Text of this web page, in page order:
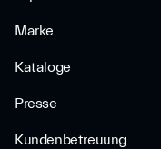
Marke
Kataloge
Presse
Kundenbetreuung